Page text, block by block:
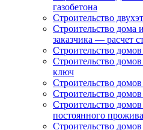
газобетона
Строительство
Строительство дома
заказчика — расчет
Строительство
Строительство
ключ
Строительство
Строительство
Строительство домов
постоянного
Строительство